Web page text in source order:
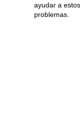
ayudar a
problemas.